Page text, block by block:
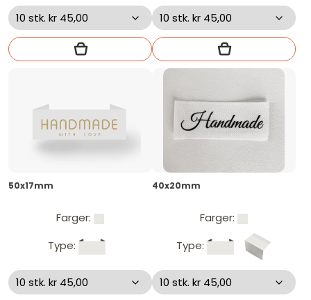
50x17mm
Farger:
Type:
40x20mm
Farger:
Type: